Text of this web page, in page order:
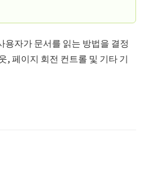
자가 문서를 읽는 방법을 결정
, 페이지 회전 컨트롤 및 기타 기